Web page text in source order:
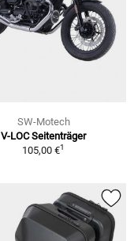
SW-Motech
V-LOC Seitenträger
105,00 €1